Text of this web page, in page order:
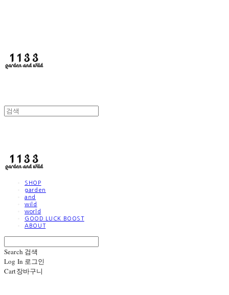
SHOP
garden
and
wild
world
GOOD LUCK BOOST
ABOUT
Search 검색
Log In 로그인
Cart장바구니